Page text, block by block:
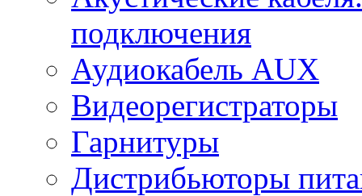
подключения
Аудиокабель AUX
Видеорегистраторы
Гарнитуры
Дистрибьюторы